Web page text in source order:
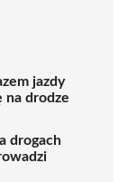
jazdy
na drodze
drogach